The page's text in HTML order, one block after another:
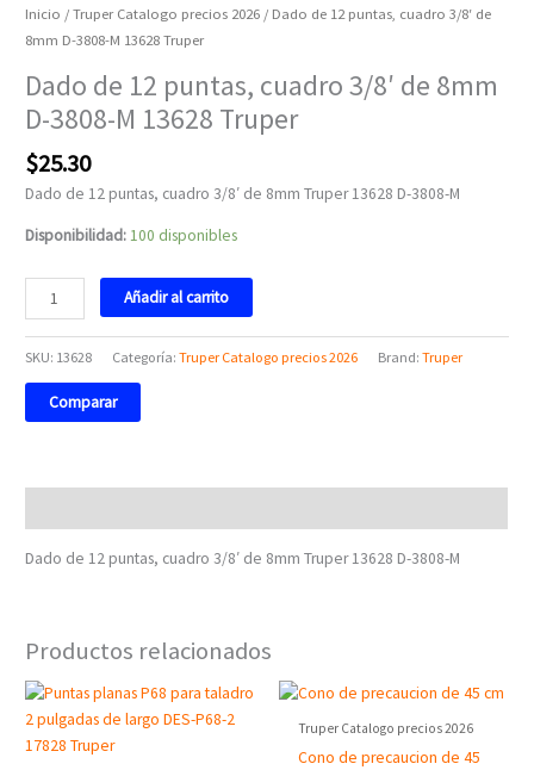
Inicio /Truper Catalogo precios 2026 / Dado de 12 puntas, cuadro 3/8′ de
8mm D-3808-M 13628 Truper
Dado de 12 puntas, cuadro 3/8′ de 8mm
D-3808-M 13628 Truper
$25.30
Dado de 12 puntas, cuadro 3/8′ de 8mm Truper 13628 D-3808-M
Disponibilidad:100 disponibles
Añadir al carrito
SKU: 13628 Categoría:Truper Catalogo precios 2026 Brand:Truper
Comparar
Dado de 12 puntas, cuadro 3/8′ de 8mm Truper 13628 D-3808-M
Productos relacionados
Truper Catalogo precios 2026
Cono de precaucion de 45